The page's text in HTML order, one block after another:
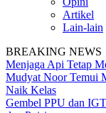
Artikel
Lain-lain
BREAKING NEWS
Menjaga Api Tetap
Mudyat Noor Temui
Naik Kelas
Gembel PPU dan